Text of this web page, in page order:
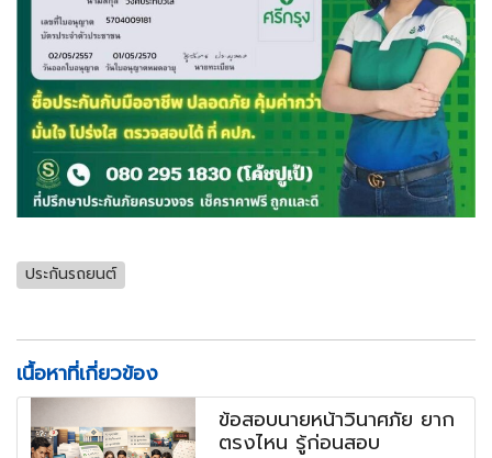
ประกันรถยนต์
เนื้อหาที่เกี่ยวข้อง
ข้อสอบนายหน้าวินาศภัย ยาก
ตรงไหน รู้ก่อนสอบ